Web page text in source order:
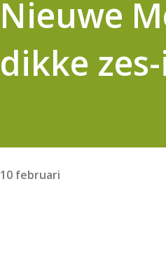
Nieuwe
dikke
10 februari